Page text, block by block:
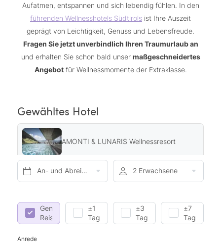
Aufatmen, entspannen und sich lebendig fühlen. In den
führenden Wellnesshotels Südtirols ist Ihre Auszeit
geprägt von Leichtigkeit, Genuss und Lebensfreude.
Fragen Sie jetzt unverbindlich Ihren Traumurlaub an
und erhalten Sie schon bald unser maßgeschneidertes
Angebotfür Wellnessmomente der Extraklasse.
An- und Abreise* 2 Erwachsene
Genaue
Reisedaten
±1
Tag
±3
Tage
±7
Tage
Anrede
Gewähltes Hotel
AMONTI & LUNARIS Wellnessresort